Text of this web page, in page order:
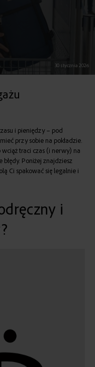
30 stycznia 2026
i pieniędzy – pod
przy sobie na pokładzie.
traci czas (i nerwy) na
Poniżej znajdziesz
Ci spakować się legalnie i
i